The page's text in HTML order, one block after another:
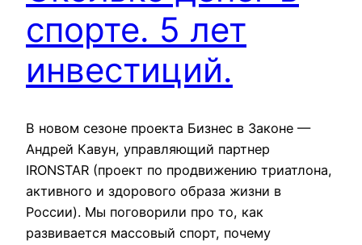
спорте. 5 лет
инвестиций.
В новом сезоне проекта Бизнес в Законе —
Андрей Кавун, управляющий партнер
IRONSTAR (проект по продвижению триатлона,
активного и здорового образа жизни в
России). Мы поговорили про то, как
развивается массовый спорт, почему